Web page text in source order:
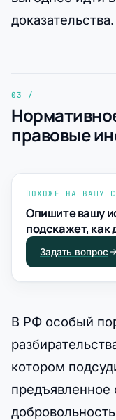
доказательства.
правовые
ПОХОЖЕ НА ВАШУ
Опишите вашу
подскажет, как
Задать вопрос
В РФ особый
котором
предъявленное